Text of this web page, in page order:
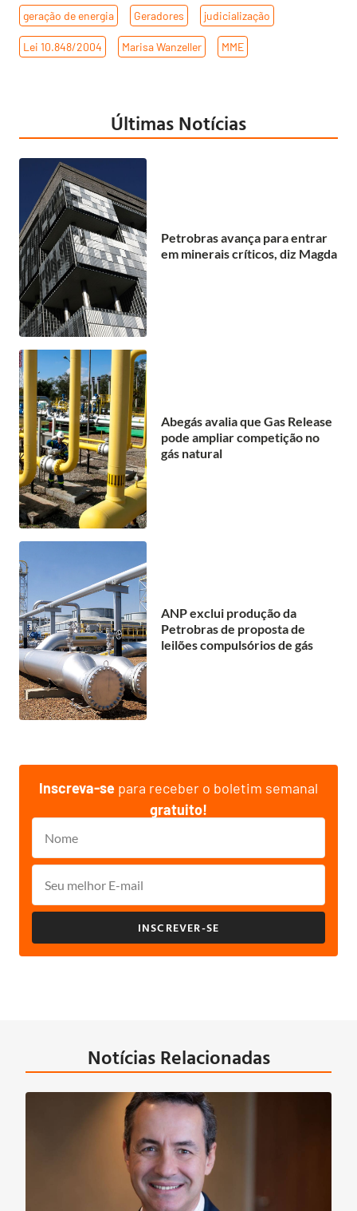
geração de energia Geradores judicialização
Lei 10.848/2004 Marisa Wanzeller MME
Últimas Notícias
Petrobras avança para entrar
em minerais críticos, diz Magda
Abegás avalia que Gas Release
pode ampliar competição no
gás natural
ANP exclui produção da
Petrobras de proposta de
leilões compulsórios de gás
Inscreva-se para receber o boletim semanal
gratuito!
INSCREVER-SE
Notícias Relacionadas